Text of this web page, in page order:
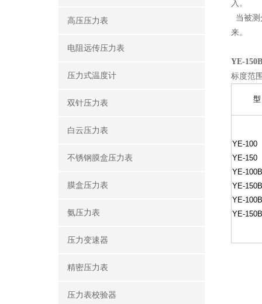
高压压力表
电阻远传压力表
压力式温度计
双针压力表
白云压力表
不锈钢膜盒压力表
膜盒压力表
氨压力表
压力变速器
精密压力表
压力表校验器
入。
当被测
来。
YE-
标度范
YE-100
YE-150
YE-100B
YE-150B
YE-
YE-